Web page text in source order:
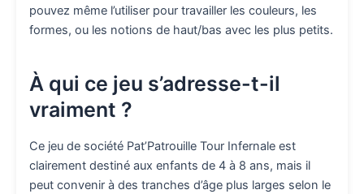
pouvez même l’utiliser pour travailler les couleurs, les
formes, ou les notions de haut/bas avec les plus petits.
À qui ce jeu s’adresse-t-il
vraiment ?
Ce jeu de société Pat’Patrouille Tour Infernale est
clairement destiné aux enfants de 4 à 8 ans, mais il
peut convenir à des tranches d’âge plus larges selon le